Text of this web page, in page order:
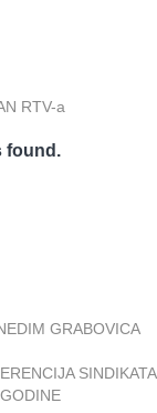
RTV-a
found.
GRABOVICA
SINDIKATA